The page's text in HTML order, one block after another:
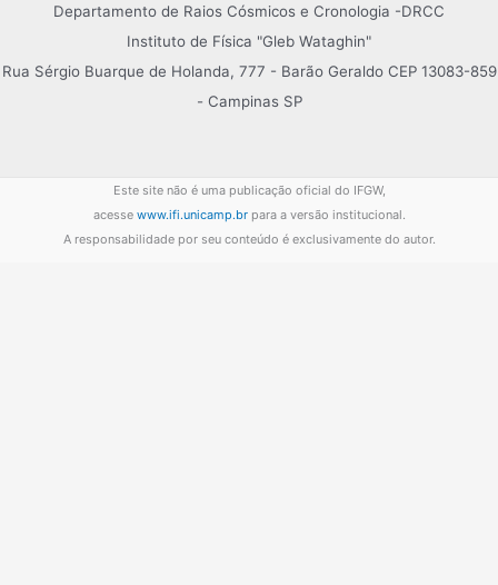
Departamento de Raios Cósmicos e Cronologia -DRCC
Instituto de Física "Gleb Wataghin"
Rua Sérgio Buarque de Holanda, 777 - Barão Geraldo CEP 13083-859
- Campinas SP
Este site não é uma publicação oficial do IFGW,
acesse www.ifi.unicamp.brpara a versão institucional.
A responsabilidade por seu conteúdo é exclusivamente do autor.